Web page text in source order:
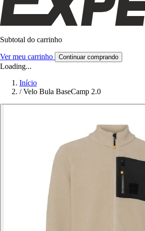
Subtotal do carrinho
Ver meu carrinho Continuar comprando
Loading...
Início
/ Velo Bula BaseCamp 2.0